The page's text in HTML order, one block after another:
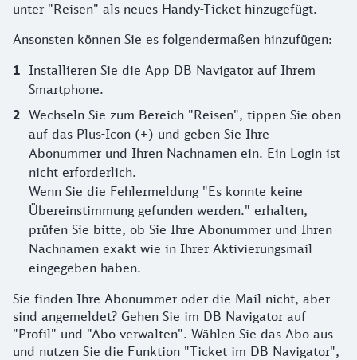
unter "Reisen" als neues Handy-Ticket hinzugefügt.​
Ansonsten können Sie es folgendermaßen hinzufügen:​
Installieren Sie die App DB Navigator auf Ihrem
Smartphone.
Wechseln Sie zum Bereich "Reisen", tippen Sie oben
auf das Plus-Icon (+) und geben Sie Ihre
Abonummer und Ihren Nachnamen ein. Ein Login ist
nicht erforderlich.
Wenn Sie die Fehlermeldung "Es konnte keine
Übereinstimmung gefunden werden." erhalten,
prüfen Sie bitte, ob Sie Ihre Abonummer und Ihren
Nachnamen exakt wie in Ihrer Aktivierungsmail
eingegeben haben.​
Sie finden Ihre Abonummer oder die Mail nicht, aber
sind angemeldet? Gehen Sie im DB Navigator auf
"Profil" und "Abo verwalten". Wählen Sie das Abo aus
und nutzen Sie die Funktion "Ticket im DB Navigator",